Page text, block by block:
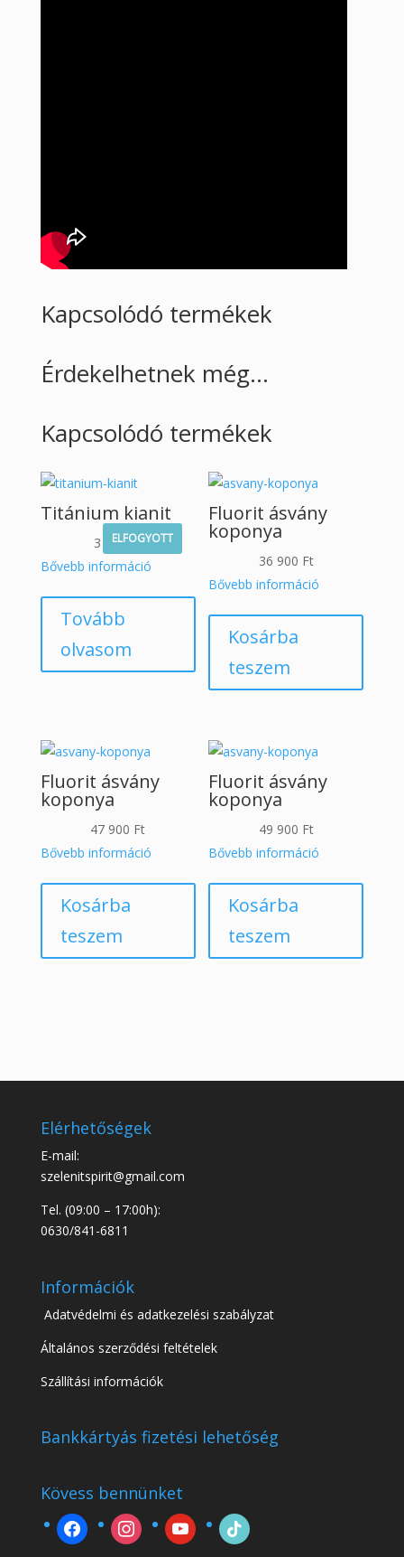
Kapcsolódó termékek
Érdekelhetnek még…
Kapcsolódó termékek
ELFOGYOTT
Titánium kianit
3 900Ft
Bővebb információ
Tovább
olvasom
Fluorit ásvány
koponya
36 900 Ft
Bővebb információ
Kosárba
teszem
Fluorit ásvány
koponya
47 900 Ft
Bővebb információ
Kosárba
teszem
Fluorit ásvány
koponya
49 900 Ft
Bővebb információ
Kosárba
teszem
Elérhetőségek
E-mail:
szelenitspirit@gmail.com
Tel. (09:00 – 17:00h):
0630/841-6811
Információk
Adatvédelmi és adatkezelési szabályzat
Általános szerződési feltételek
Szállítási információk
Bankkártyás fizetési lehetőség
Kövess bennünket
facebook instagramyoutube tiktok